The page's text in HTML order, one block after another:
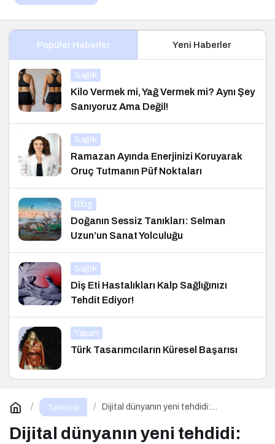
Popüler Haberler Yeni Haberler
Sağlık
Kilo Vermek mi, Yağ Vermek mi? Aynı Şey
Sanıyoruz Ama Değil!
Sağlık
Ramazan Ayında Enerjinizi Koruyarak
Oruç Tutmanın Püf Noktaları
Blog
Doğanın Sessiz Tanıkları: Selman
Uzun’un Sanat Yolculuğu
Sağlık
Diş Eti Hastalıkları Kalp Sağlığınızı
Tehdit Ediyor!
Yaşam
Türk Tasarımcıların Küresel Başarısı
Teknoloji
Dijital dünyanın yeni tehdidi:
Dijital dünyanın yeni tehdidi: